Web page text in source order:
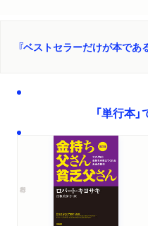
『ベストセラーだけが本であ
「単行本